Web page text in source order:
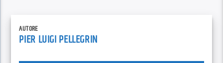
AUTORE
PIER LUIGI PELLEGRIN